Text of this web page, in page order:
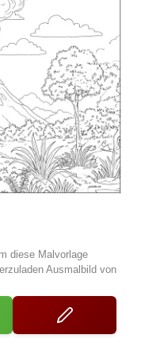
diese Malvorlage
Ausmalbild von